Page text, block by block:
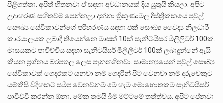
පිළිගත්තා. අපිත් හිතනවා ඒ සඳහා අවධානයක් දිය යුතුයි කියලා. අපිට
උදාහරණ සහිතවම පෙන්නලා දුන්නා ත්‍රිකුණාමල දිස්ත්‍රික්කයේ පවුල්
සෞඛ්‍ය සේවිකාවන්ගේ පරිහරණය සඳහා එක් සෞඛ්‍ය වෛද්‍ය නිලධාරී
කාර්යාලයක ලබාදී තියෙන්නෙ මාස්ක් 10ක් සැනිටයිසර් මිලිලීටර් 100ක්.
මාසයකට පාවිච්චිය සඳහා සැනිටයිසර් මිලිලීටර් 100ක් ලබාදුන්නේ ඇයි
කියන ප්‍රශ්නය බරපතල ලෙස පැනනගිනවා. සාමාන්‍යයෙන් පවුල් සෞඛ්‍ය
සේවිකාවක් ගෙදරකට යනවා නම් ගෙදරින් පිට වෙනවා නම් දරුවෙකුට
යම්කිසි විදිහකට සමීප වෙනවනම් මේ හැම මොහොතකම සැනිටයිසර්
පාවිච්චි කරන්න ඕනා. මේක තමයි බිම් මට්ටමේ තත්ත්වය. අපිට පේනවා